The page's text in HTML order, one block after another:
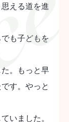
える道を進
も子どもを
。もっと早
す。やっと
いました。